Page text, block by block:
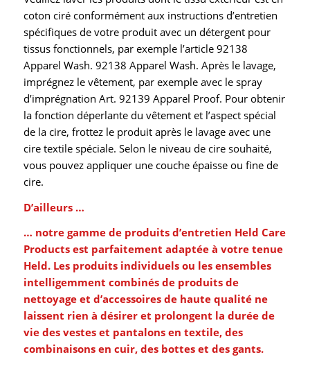
coton ciré conformément aux instructions d’entretien
spécifiques de votre produit avec un détergent pour
tissus fonctionnels, par exemple l’article 92138
Apparel Wash. 92138 Apparel Wash. Après le lavage,
imprégnez le vêtement, par exemple avec le spray
d’imprégnation Art. 92139 Apparel Proof. Pour obtenir
la fonction déperlante du vêtement et l’aspect spécial
de la cire, frottez le produit après le lavage avec une
cire textile spéciale. Selon le niveau de cire souhaité,
vous pouvez appliquer une couche épaisse ou fine de
cire.
D’ailleurs …
… notre gamme de produits d’entretien Held Care
Products est parfaitement adaptée à votre tenue
Held. Les produits individuels ou les ensembles
intelligemment combinés de produits de
nettoyage et d’accessoires de haute qualité ne
laissent rien à désirer et prolongent la durée de
vie des vestes et pantalons en textile, des
combinaisons en cuir, des bottes et des gants.